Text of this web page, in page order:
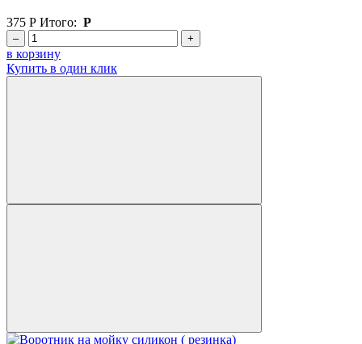
375 Р Итого: Р
– +
в корзину
Купить в один клик